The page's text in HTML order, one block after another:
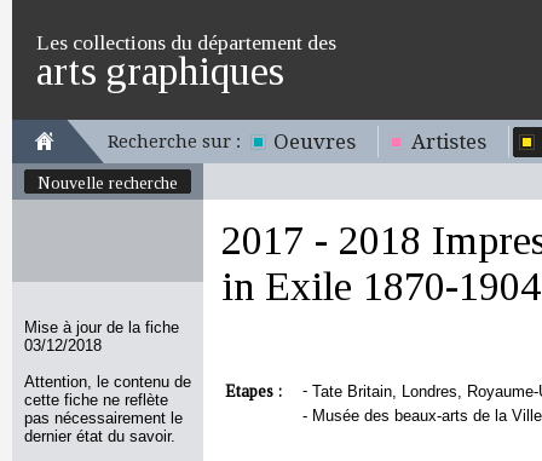
Les collections du département des
arts graphiques
Recherche sur : Oeuvres Artistes
Nouvelle recherche
Mise à jour de la fiche
03/12/2018
Attention, le contenu de
cette fiche ne reflète
pas nécessairement le
dernier état du savoir.
2017 - 2018
in Exile 1870-1904
Etapes : - Tate Britain, Londres,
- Musée des beaux-arts de la